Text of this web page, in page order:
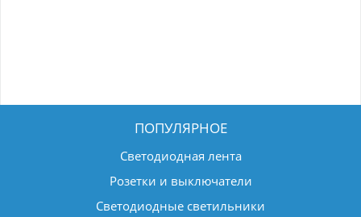
ПОПУЛЯРНОЕ
Светодиодная лента
Розетки и выключатели
Светодиодные светильники